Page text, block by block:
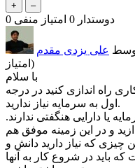
0 دوستدار 0 امتیاز منفی
علی یزدی مقدم
امتیاز)
با سلام
راه اندازی کنید در درجه
اول به سرمایه نیاز ندارید.
یا دارایی هنگفتی ندارند.
و در این زمینه موفق هم
چیزی که نیاز دارید دانش و
باید در شروع کار به آنها